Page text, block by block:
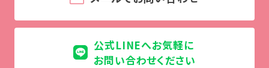
調理学科
Wライセンスコース
公式LINEへお気軽に
お問い合わせください